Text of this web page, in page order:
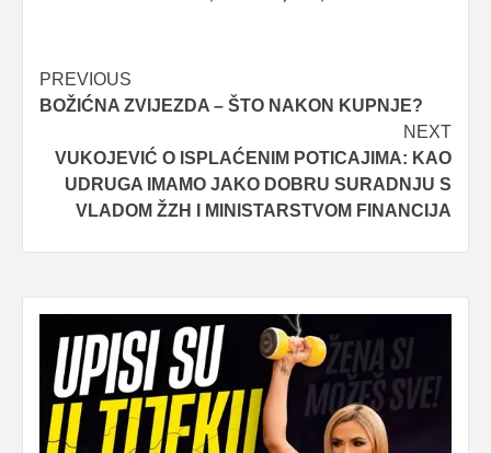
Post
navigation
PREVIOUS
BOŽIĆNA ZVIJEZDA – ŠTO NAKON KUPNJE?
NEXT
VUKOJEVIĆ O ISPLAĆENIM POTICAJIMA: KAO
UDRUGA IMAMO JAKO DOBRU SURADNJU S
VLADOM ŽZH I MINISTARSTVOM FINANCIJA